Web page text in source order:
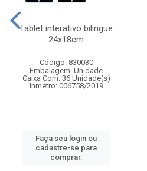
Tablet interativo bilingue
24x18cm
Código: 830030
Embalagem: Unidade
Caixa Com: 36 Unidade(s)
Inmetro: 006758/2019
Faça seu login ou
cadastre-se para
comprar.